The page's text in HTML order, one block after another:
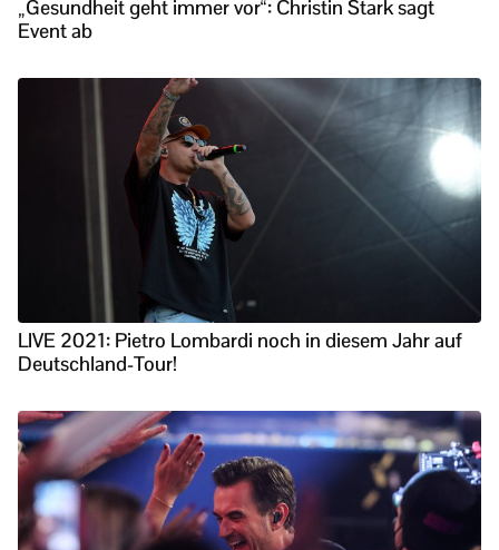
„Gesundheit geht immer vor“: Christin Stark sagt
Event ab
LIVE 2021: Pietro Lombardi noch in diesem Jahr auf
Deutschland-Tour!